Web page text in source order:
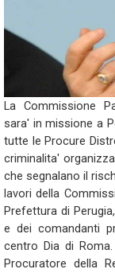
La Commissione
sara' in missione a
tutte le Procure
criminalita'
che segnalano il
lavori della
Prefettura di
e dei comandanti
centro Dia di
Procuratore della